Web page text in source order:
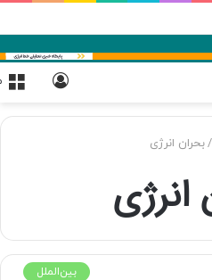
مورچه خورت شروع شده است
/بحران انرژی
انرژی
بین‌الملل